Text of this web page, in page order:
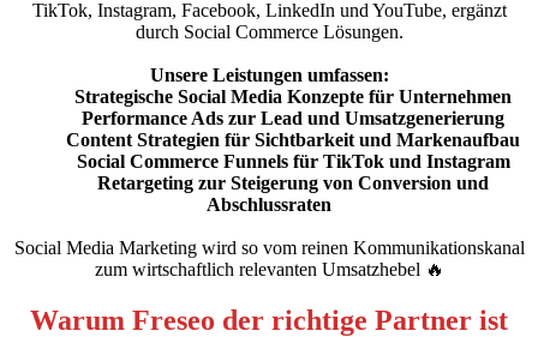
TikTok, Instagram, Facebook, LinkedIn und YouTube, ergänzt
durch Social Commerce Lösungen.
Unsere Leistungen umfassen:
Strategische Social Media Konzepte für Unternehmen
Performance Ads zur Lead und Umsatzgenerierung
Content Strategien für Sichtbarkeit und Markenaufbau
Social Commerce Funnels für TikTok und Instagram
Retargeting zur Steigerung von Conversion und
Abschlussraten
Social Media Marketing wird so vom reinen Kommunikationskanal
zum wirtschaftlich relevanten Umsatzhebel 🔥
Warum Freseo der richtige Partner ist